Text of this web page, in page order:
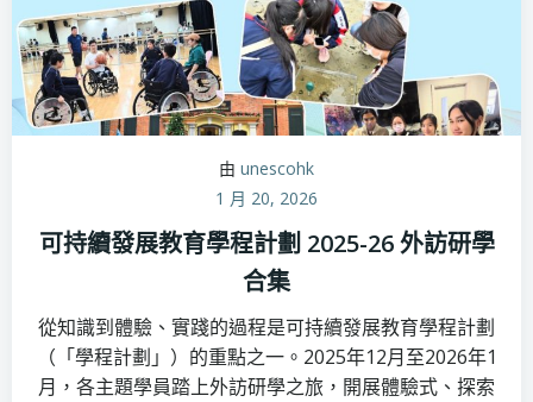
由 unescohk
1 月 20, 2026
可持續發展教育學程計劃 2025-26 外訪研學
合集
從知識到體驗、實踐的過程是可持續發展教育學程計劃
（「學程計劃」）的重點之一。2025年12月至2026年1
月，各主題學員踏上外訪研學之旅，開展體驗式、探索